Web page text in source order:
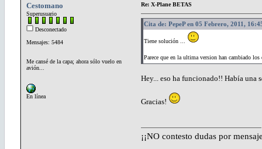
Cestomano
Superusuario
Desconectado
Mensajes: 5484
Me cansé de la capa; ahora sólo vuelo en
avión...
En línea
Re: X-Plane BETAS
Cita de: PepeP en 05 Febrero, 2011,
Tiene solución ...
Parece que en la ultima version han cambiado
Hey... eso ha funcionado!! Había una
Gracias!
¡¡NO contesto dudas por